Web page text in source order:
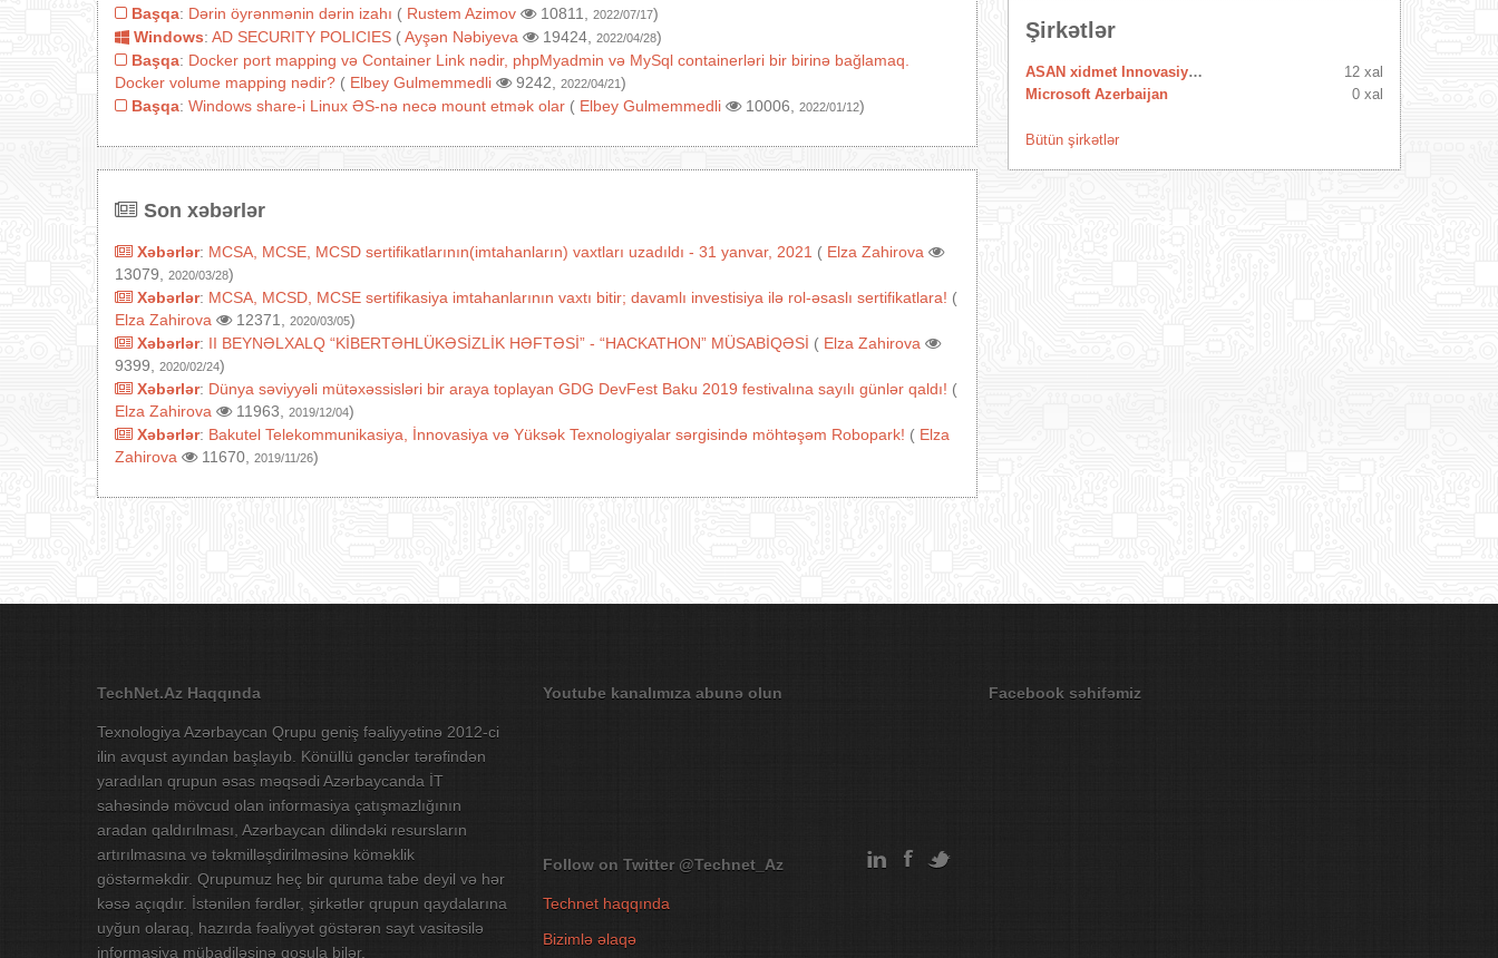
Başqa: Dərin öyrənmənin dərin izahı ( Rustem Azimov 10811, 2022/07/17)
Windows: AD SECURITY POLICIES (Ayşən Nəbiyeva 19424, 2022/04/28)
Başqa: Docker port mapping və Container Link nədir, phpMyadmin və MySql containerləri bir birinə bağlamaq.
Docker volume mapping nədir? ( Elbey Gulmemmedli 9242, 2022/04/21)
Başqa: Windows share-i Linux ƏS-nə necə mount etmək olar ( Elbey Gulmemmedli 10006, 2022/01/12)
Son xəbərlər
Xəbərlər: MCSA, MCSE, MCSD sertifikatlarının(imtahanların) vaxtları uzadıldı - 31 yanvar, 2021 ( Elza Zahirova
13079,
2020/03/28)
Xəbərlər: MCSA, MCSD, MCSE sertifikasiya imtahanlarının vaxtı bitir; davamlı investisiya ilə rol-əsaslı sertifikatlara! (
Elza Zahirova
12371, 2020/03/05)
Xəbərlər: II BEYNƏLXALQ “KİBERTƏHLÜKƏSİZLİK HƏFTƏSİ” - “HACKATHON” MÜSABİQƏSİ ( Elza Zahirova
9399,
2020/02/24)
Xəbərlər: Dünya səviyyəli mütəxəssisləri bir araya toplayan GDG DevFest Baku 2019 festivalına sayılı günlər qaldı! (
Elza Zahirova
11963, 2019/12/04)
Xəbərlər: Bakutel Telekommunikasiya, İnnovasiya və Yüksək Texnologiyalar sərgisində möhtəşəm Robopark! ( Elza
Zahirova
11670, 2019/11/26)
Şirkətlər
ASAN xidmet Innovasiya Mərkəzi
12 xal
Microsoft Azerbaijan
0 xal
Bütün şirkətlər
TechNet.Az Haqqında
Texnologiya Azərbaycan Qrupu geniş fəaliyyətinə 2012-ci
ilin avqust ayından başlayıb. Könüllü gənclər tərəfindən
yaradılan qrupun əsas məqsədi Azərbaycanda İT
sahəsində mövcud olan informasiya çatışmazlığının
aradan qaldırılması, Azərbaycan dilindəki resursların
artırılmasına və təkmilləşdirilməsinə köməklik
göstərməkdir. Qrupumuz heç bir quruma tabe deyil və hər
kəsə açıqdır. İstənilən fərdlər, şirkətlər qrupun qaydalarına
uyğun olaraq, hazırda fəaliyyət göstərən sayt vasitəsilə
informasiya mübadiləsinə qoşula bilər.
Youtube kanalımıza abunə olun
Follow on Twitter @Technet_Az
Technet haqqında
Bizimlə əlaqə
Facebook səhifəmiz